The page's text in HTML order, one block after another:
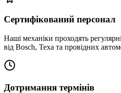
Сертифікований персонал
Наші механіки проходять
від Bosch, Texa та провідних
Дотримання термінів